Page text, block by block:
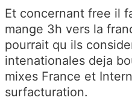
Et concernant free il
mange 3h vers la
pourrait qu ils
intenationales deja
mixes France et
surfacturation.